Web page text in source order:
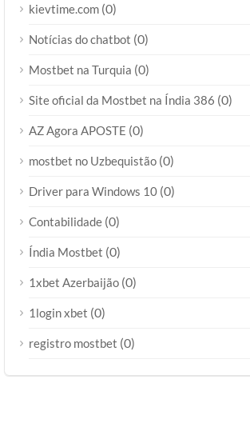
kievtime.com (0)
Notícias do chatbot (0)
Mostbet na Turquia (0)
Site oficial da Mostbet na Índia 386 (0)
AZ Agora APOSTE (0)
mostbet no Uzbequistão (0)
Driver para Windows 10 (0)
Contabilidade (0)
Índia Mostbet (0)
1xbet Azerbaijão (0)
1login xbet (0)
registro mostbet (0)